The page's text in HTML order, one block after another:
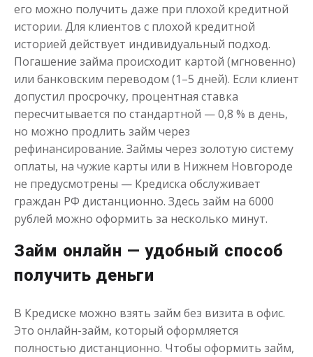
его можно получить даже при плохой кредитной
истории. Для клиентов с плохой кредитной
историей действует индивидуальный подход.
Погашение займа происходит картой (мгновенно)
или банковским переводом (1–5 дней). Если клиент
допустил просрочку, процентная ставка
пересчитывается по стандартной — 0,8 % в день,
но можно продлить займ через
рефинансирование. Займы через золотую систему
оплаты, на чужие карты или в Нижнем Новгороде
не предусмотрены — Кредиска обслуживает
граждан РФ дистанционно. Здесь займ на 6000
рублей можно оформить за несколько минут.
Займ онлайн — удобный способ
получить деньги
В Кредиске можно взять займ без визита в офис.
Это онлайн-займ, который оформляется
полностью дистанционно. Чтобы оформить займ,